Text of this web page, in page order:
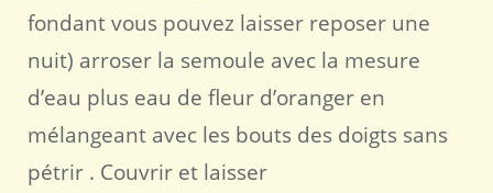
fondant vous pouvez laisser reposer une
nuit) arroser la semoule avec la mesure
d’eau plus eau de fleur d’oranger en
mélangeant avec les bouts des doigts sans
pétrir . Couvrir et laisser